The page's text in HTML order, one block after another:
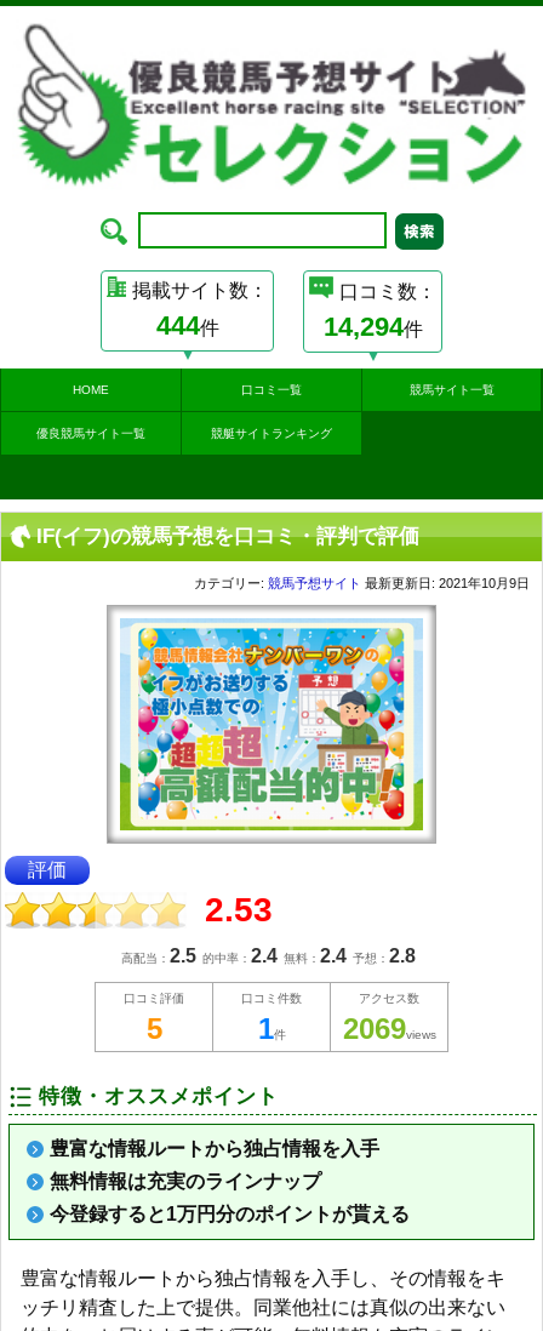
掲載サイト数：
444件
口コミ数：
14,294件
HOME 口コミ一覧 競馬サイト一覧
優良競馬サイト一覧 競艇サイトランキング
IF(イフ)の競馬予想を口コミ・評判で評価
カテゴリー: 競馬予想サイト 最新更新日: 2021年10月9日
評価
2.53
高配当： 2.5 的中率： 2.4 無料： 2.4 予想： 2.8
口コミ評価
5
口コミ件数
1件
アクセス数
2069views
特徴・オススメポイント
豊富な情報ルートから独占情報を入手
無料情報は充実のラインナップ
今登録すると1万円分のポイントが貰える
豊富な情報ルートから独占情報を入手し、その情報をキ
ッチリ精査した上で提供。同業他社には真似の出来ない